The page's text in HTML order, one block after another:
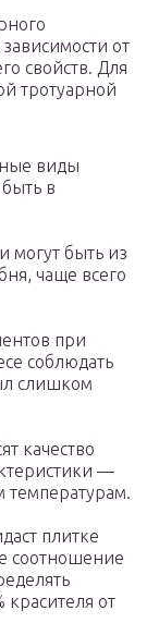
от
свойств. Для
тротуарной
виды
в
могут быть из
чаще всего
при
соблюдать
слишком
качество
—
температурам.
плитке
соотношение
красителя от